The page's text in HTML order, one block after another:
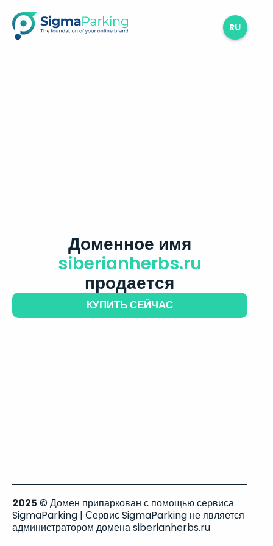
RU
Доменное имя
siberianherbs.ru
продается
КУПИТЬ СЕЙЧАС
2025 © Домен припаркован с помощью сервиса
SigmaParking | Сервис SigmaParking не является
администратором домена siberianherbs.ru